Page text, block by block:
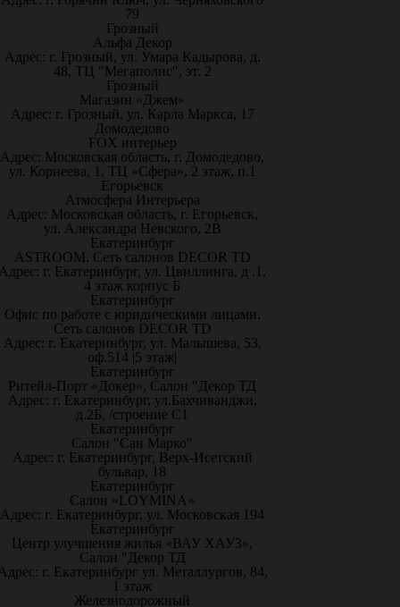
79
Грозный
Альфа Декор
Адрес: г. Грозный, ул. Умара Кадырова, д.
48, ТЦ "Мегаполис", эт. 2
Грозный
Магазин «Джем»
Адрес: г. Грозный, ул. Карла Маркса, 17
Домодедово
FOX интерьер
Адрес: Московская область, г. Домодедово,
ул. Корнеева, 1, ТЦ «Сфера», 2 этаж, п.1
Егорьевск
Атмосфера Интерьера
Адрес: Московская область, г. Егорьевск,
ул. Александра Невского, 2В
Екатеринбург
ASTROOM. Сеть салонов DECOR TD
г. Екатеринбург, ул. Цвиллинга, д .1,
4 этаж корпус Б
Екатеринбург
Офис по работе с юридическими лицами.
Сеть салонов DECOR TD
Адрес: г. Екатеринбург, ул. Малышева, 53,
оф.514 |5 этаж|
Екатеринбург
Ритейл-Порт «Докер», Салон "Декор ТД
Адрес: г. Екатеринбург, ул.Бахчиванджи,
д.2Б, /строение С1
Екатеринбург
Салон "Сан Марко"
Адрес: г. Екатеринбург, Верх-Исетский
бульвар, 18
Екатеринбург
Салон «LOYMINA»
Адрес: г. Екатеринбург, ул. Московская 194
Екатеринбург
Центр улучшения жилья «ВАУ ХАУЗ»,
Салон "Декор ТД
г. Екатеринбург ул. Металлургов, 84,
1 этаж
Железнодорожный